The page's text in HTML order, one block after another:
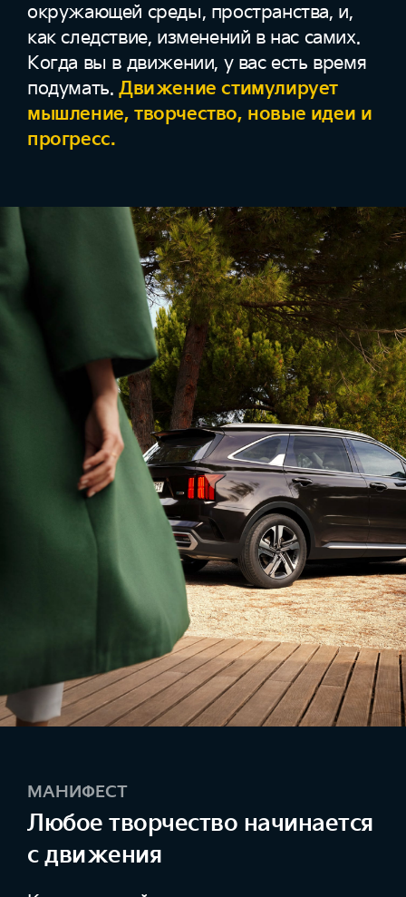
окружающей среды, пространства, и,
как следствие, изменений в нас самих.
Когда вы в движении, у вас есть время
подумать. Движение стимулирует
мышление, творчество, новые идеи и
прогресс.
МАНИФЕСТ
Любое творчество начинается
с движения